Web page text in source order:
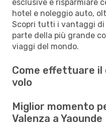
esclusive e risparmiare
hotel e noleggio auto,
Scopri tutti i vantaggi di
parte della più grande
viaggi del mondo.
Come effettuare il
volo
Miglior momento
Valenza a Yaounde